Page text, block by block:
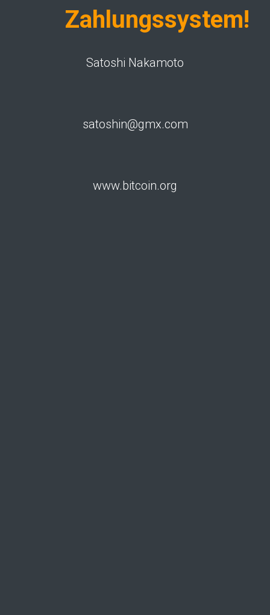
Zahlungssystem!
Satoshi Nakamoto
satoshin@gmx.com
www.bitcoin.org